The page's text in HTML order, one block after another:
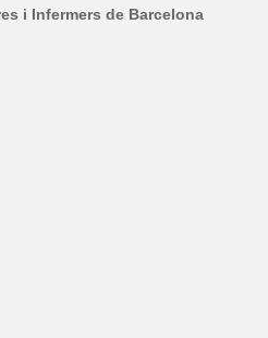
i Infermers de Barcelona